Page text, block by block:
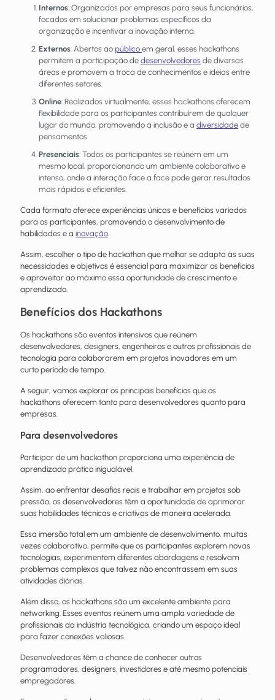
Internos: Organizados por empresas para seus funcionários,
focados em solucionar problemas específicos da
organização e incentivar a inovação interna.
Externos: Abertos ao público em geral, esses hackathons
permitem a participação de desenvolvedores de diversas
áreas e promovem a troca de conhecimentos e ideias entre
diferentes setores.
Online: Realizados virtualmente, esses hackathons oferecem
flexibilidade para os participantes contribuírem de qualquer
lugar do mundo, promovendo a inclusão e a diversidade de
pensamentos.
Presenciais: Todos os participantes se reúnem em um
mesmo local, proporcionando um ambiente colaborativo e
intenso, onde a interação face a face pode gerar resultados
mais rápidos e eficientes.
Cada formato oferece experiências únicas e benefícios variados
para os participantes, promovendo o desenvolvimento de
habilidades e a inovação
Assim, escolher o tipo de hackathon que melhor se adapta às suas
necessidades e objetivos é essencial para maximizar os benefícios
e aproveitar ao máximo essa oportunidade de crescimento e
aprendizado.
Benefícios dos Hackathons
Os hackathons são eventos intensivos que reúnem
desenvolvedores, designers, engenheiros e outros profissionais de
tecnologia para colaborarem em projetos inovadores em um
curto período de tempo.
A seguir, vamos explorar os principais benefícios que os
hackathons oferecem tanto para desenvolvedores quanto para
empresas.
Para desenvolvedores
Participar de um hackathon proporciona uma experiência de
aprendizado prático inigualável.
Assim, ao enfrentar desafios reais e trabalhar em projetos sob
pressão, os desenvolvedores têm a oportunidade de aprimorar
suas habilidades técnicas e criativas de maneira acelerada.
Essa imersão total em um ambiente de desenvolvimento, muitas
vezes colaborativo, permite que os participantes explorem novas
tecnologias, experimentem diferentes abordagens e resolvam
problemas complexos que talvez não encontrassem em suas
atividades diárias.
Além disso, os hackathons são um excelente ambiente para
networking. Esses eventos reúnem uma ampla variedade de
profissionais da indústria tecnológica, criando um espaço ideal
para fazer conexões valiosas.
Desenvolvedores têm a chance de conhecer outros
programadores, designers, investidores e até mesmo potenciais
empregadores.